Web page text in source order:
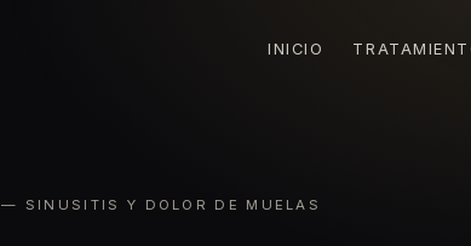
INICIO
— SINUSITIS Y DOLOR DE MUELAS